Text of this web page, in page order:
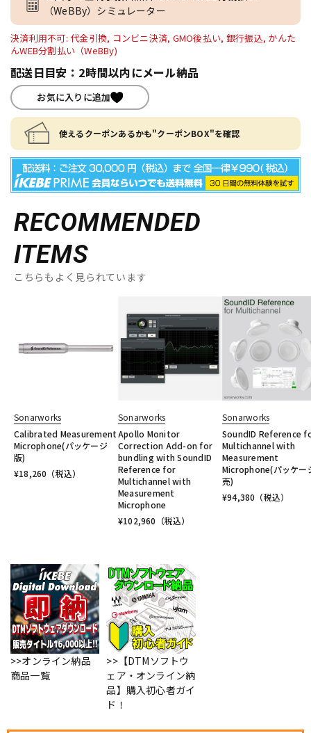
（WeBBy）シミュレーター
決済利用不可: 代金引換, コンビニ決済, GMO後払い, 銀行振込, かんた
んWEB分割払い（WeBBy)
配送日目安：2時間以内にメール納品
お気に入りに追加
使えるクーポンあるかも"クーポンBOX"を確認
RECOMMENDED
ITEMS
こちらもよく見られています
Sonarworks
Calibrated Measurement
Microphone(パッケージ
版)
¥18,260 （税込）
Sonarworks
Apollo Monitor
Correction Add-on for
bundling with SoundID
Reference for
Multichannel with
Measurement
Microphone
¥102,960 （税込）
Sonarworks
SoundID Reference
Multichannel with
Measurement
Microphone(パッケー
売)
¥94,380 （税込）
>>オンライン納品
商品一覧
>>【DTMソフトウ
ェア・オンライン納
品】購入初心者ガイ
ド！